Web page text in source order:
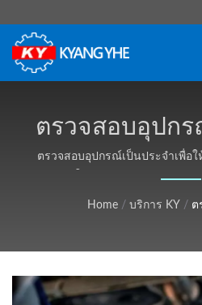
ตรวจสอบอุปกร
เพื่อให้แน่ใจว่า
ถูกขัดจังในช่ว
สูงสุด | เครื่อ
ประสิทธิภาพสูง
Kyang
ตรวจสอบอุปกรณ์เป็นประจำเพื่อ
ขัดจังในช่วงเวลาขายสูงสุด |
สำหรับซิป, ป้าย, เชือก -
Home / บริการ KY / ต